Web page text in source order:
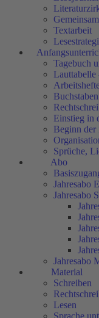
Textarbeit
Tagebuch
Lauttabelle
Einstieg in
Beginn der
Sprüche,
Abo
Jahresabo
Jahresabo
Jahresabo
Material
Schreiben
Lesen
Sprache